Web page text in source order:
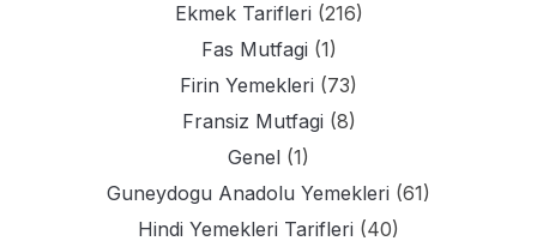
Ekmek Tarifleri (216)
Fas Mutfagi (1)
Firin Yemekleri (73)
Fransiz Mutfagi (8)
Genel (1)
Guneydogu Anadolu Yemekleri (61)
Hindi Yemekleri Tarifleri (40)